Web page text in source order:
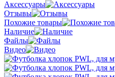
Аксессуары
Отзывы
Похожие товары
Наличие
Файлы
Видео